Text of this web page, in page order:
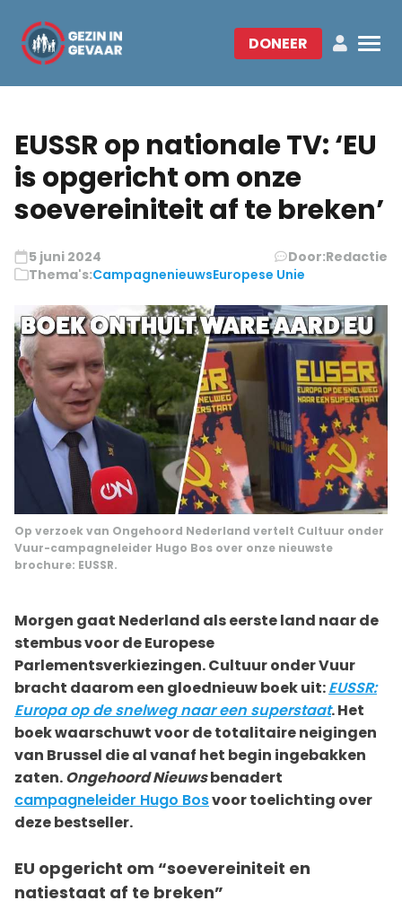
DONEER
EUSSR op nationale TV: ‘EU
is opgericht om onze
soevereiniteit af te breken’
5 juni 2024 Door:Redactie
Thema's:CampagnenieuwsEuropese Unie
Op verzoek van Ongehoord Nederland vertelt Cultuur onder
Vuur-campagneleider Hugo Bos over onze nieuwste
brochure: EUSSR.
Morgen gaat Nederland als eerste land naar de
stembus voor de Europese
Parlementsverkiezingen. Cultuur onder Vuur
bracht daarom een gloednieuw boek uit:EUSSR:
Europa op de snelweg naar een superstaat. Het
boek waarschuwt voor de totalitaire neigingen
van Brussel die al vanaf het begin ingebakken
zaten.Ongehoord Nieuwsbenadert
campagneleider Hugo Bosvoor toelichting over
deze bestseller.
EU opgericht om “soevereiniteit en
natiestaat af te breken”